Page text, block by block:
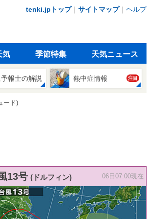
tenki.jpトップ｜ サイトマップ｜ ヘルプ
気 季節特集 天気ニュース
報士の解説 熱中症情報 注目
ード)
13号 (ドルフィン) 06日07:00現在